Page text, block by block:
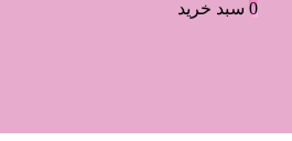
0 سبد خرید